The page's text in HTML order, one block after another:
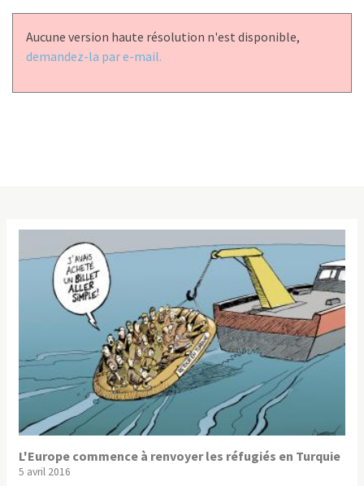
Aucune version haute résolution n'est disponible,
demandez-la par e-mail.
L'Europe commence à renvoyer les réfugiés en Turquie
5 avril 2016